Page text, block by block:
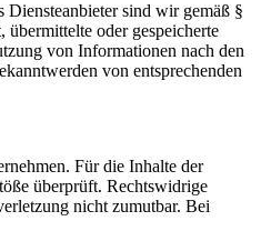
sind wir gemäß §
oder gespeicherte
von Informationen nach den
von entsprechenden
Für die Inhalte der
überprüft. Rechtswidrige
nicht zumutbar. Bei